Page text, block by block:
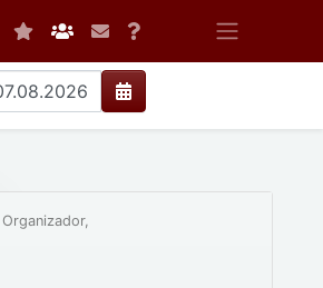
Organizador,